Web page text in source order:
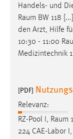
Handels- und
Raum BW 118
den Arzt, Hilfe
10:30 - 11:00
Medizintechnik
[PDF]
Relevanz:
RZ-Pool I, Raum
224 CAE-Labor I,
Cookie
Max. 13
verwendet,
Sie tun dies,
hinweg
Google